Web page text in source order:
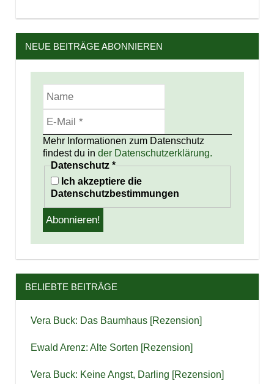
NEUE BEITRÄGE ABONNIEREN
Mehr Informationen zum Datenschutz
findest du in der Datenschutzerklärung.
Datenschutz *
Ich akzeptiere die
Datenschutzbestimmungen
BELIEBTE BEITRÄGE
Vera Buck: Das Baumhaus [Rezension]
Ewald Arenz: Alte Sorten [Rezension]
Vera Buck: Keine Angst, Darling [Rezension]